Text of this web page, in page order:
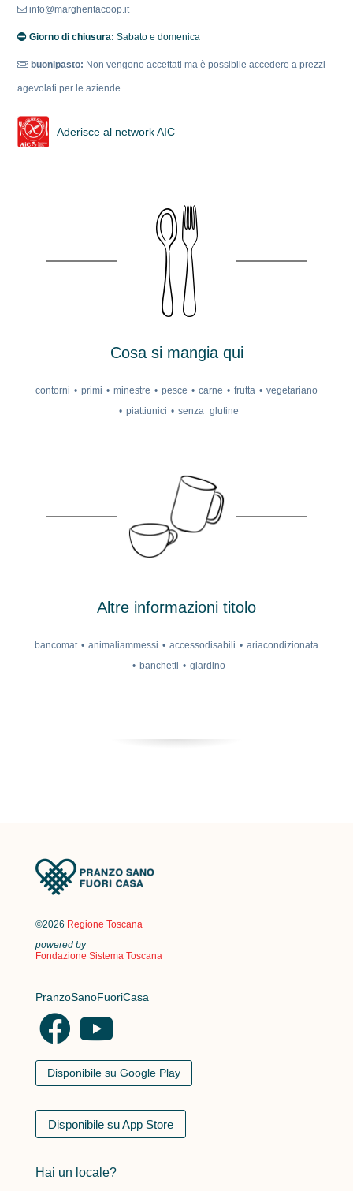
info@margheritacoop.it
Giorno di chiusura: Sabato e domenica
buonipasto: Non vengono accettati ma è possibile accedere a prezzi
agevolati per le aziende
Aderisce al network AIC
Cosa si mangia qui
contorni primi minestre pesce carne frutta
vegetariano
piattiunici
senza_glutine
Altre informazioni titolo
bancomat animaliammessi accessodisabili
ariacondizionata
banchetti
giardino
©2026 Regione Toscana
powered by
Fondazione Sistema Toscana
PranzoSanoFuoriCasa
Disponibile su Google Play
Disponibile su App Store
Hai un locale?